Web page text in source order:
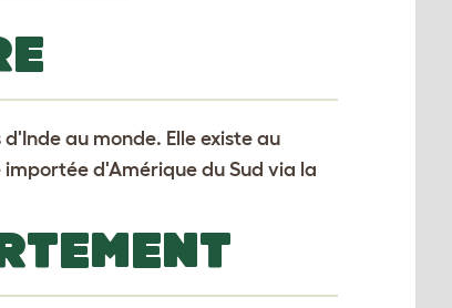
au monde. Elle existe au
importée d'Amérique du Sud via la